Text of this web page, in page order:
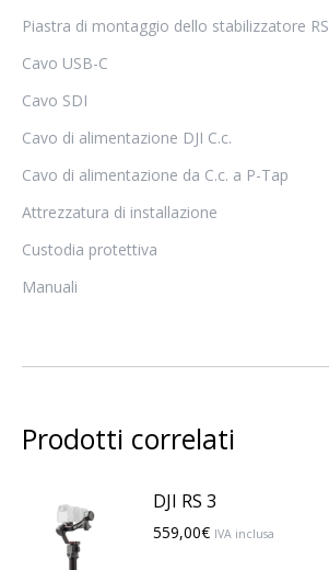
Piastra di montaggio dello stabilizzatore RS
Cavo USB-C
Cavo SDI
Cavo di alimentazione DJI C.c.
Cavo di alimentazione da C.c. a P-Tap
Attrezzatura di installazione
Custodia protettiva
Manuali
Prodotti correlati
DJI RS 3
559,00€ IVA inclusa